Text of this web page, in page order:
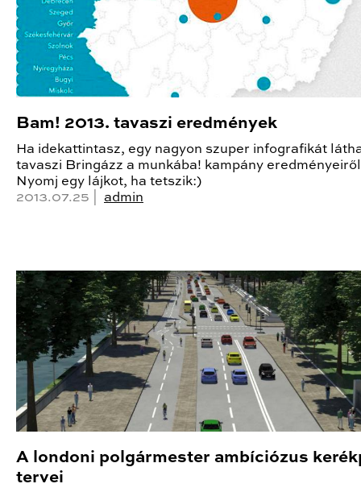
Bam! 2013. tavaszi eredmények
Ha idekattintasz, egy nagyon szuper infografikát
tavaszi Bringázz a munkába! kampány
Nyomj egy lájkot, ha tetszik:)
2013.07.25 | admin
A londoni polgármester ambíciózus
tervei